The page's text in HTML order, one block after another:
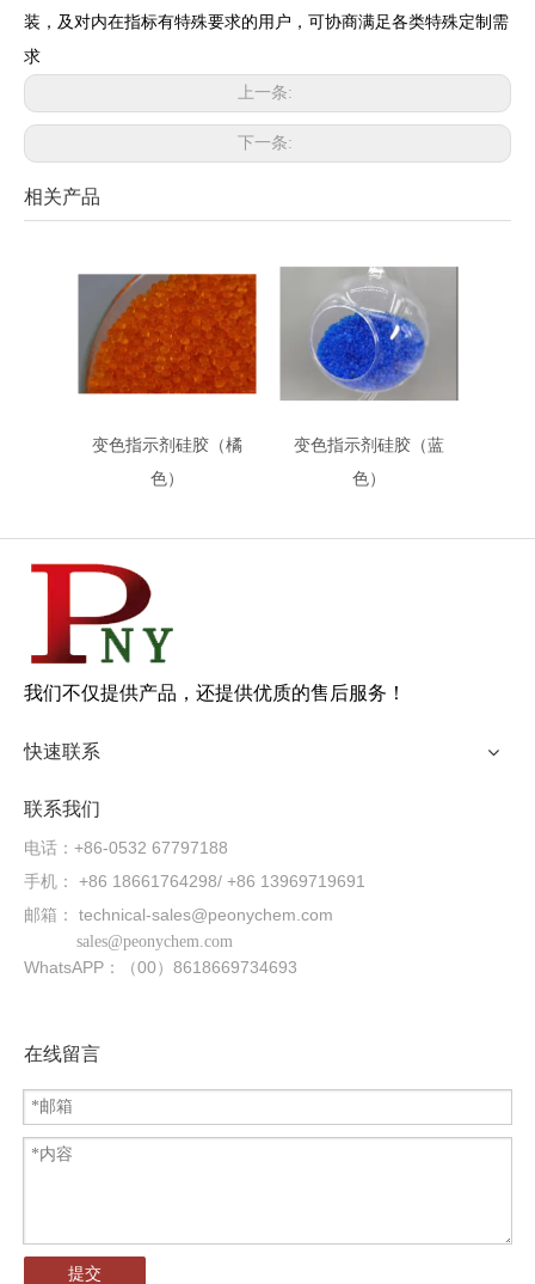
装，及对内在指标有特殊要求的用户，可协商满足各类特殊定制 需
求
上一条:
下一条:
相关产品
变色指示剂硅胶（橘
色）
变色指示剂硅胶（蓝
色）
我们不仅提供产品，还提供优质的售后服务！
快速联系
联系我们
电话：+86-0532 67797188
手机： +86 18661764298/ +86 13969719691
邮箱： technical-sales@peonychem.com
sales@peonychem.com
WhatsAPP：（00）8618669734693
在线留言
提交